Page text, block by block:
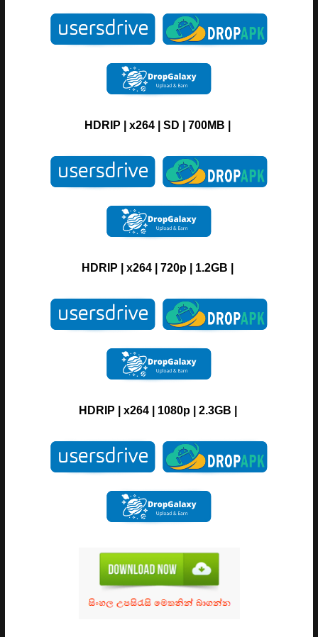
HDRIP x264 SD 700MB |
HDRIP x264 720p 1.2GB |
HDRIP x264| 1080p| 2.3GB |